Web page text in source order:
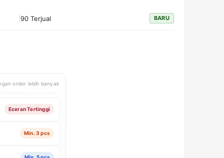
|90 Terjual BARU
order lebih banyak
Eceran Tertinggi
Min. 3 pcs